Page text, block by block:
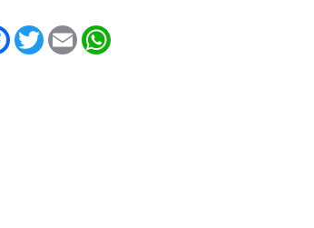
Facebook
TwitterEmail